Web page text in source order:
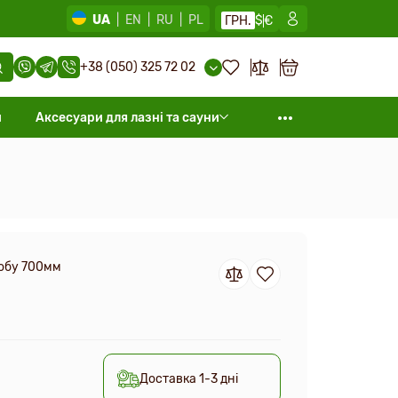
UA EN RU PL ГРН. $€
+38 (050) 325 72 02
Аксесуари для лазні та сауни
700мм
Доставка 1-3 дні